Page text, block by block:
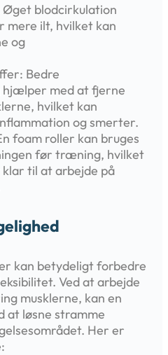
blodcirkulation
mere ilt, hvilket kan
og
Bedre
hjælper med at fjerne
hvilket kan
og smerter.
foam roller kan bruges
før træning, hvilket
til at arbejde på
kan betydeligt forbedre
Ved at arbejde
musklerne, kan en
at løsne stramme
Her er